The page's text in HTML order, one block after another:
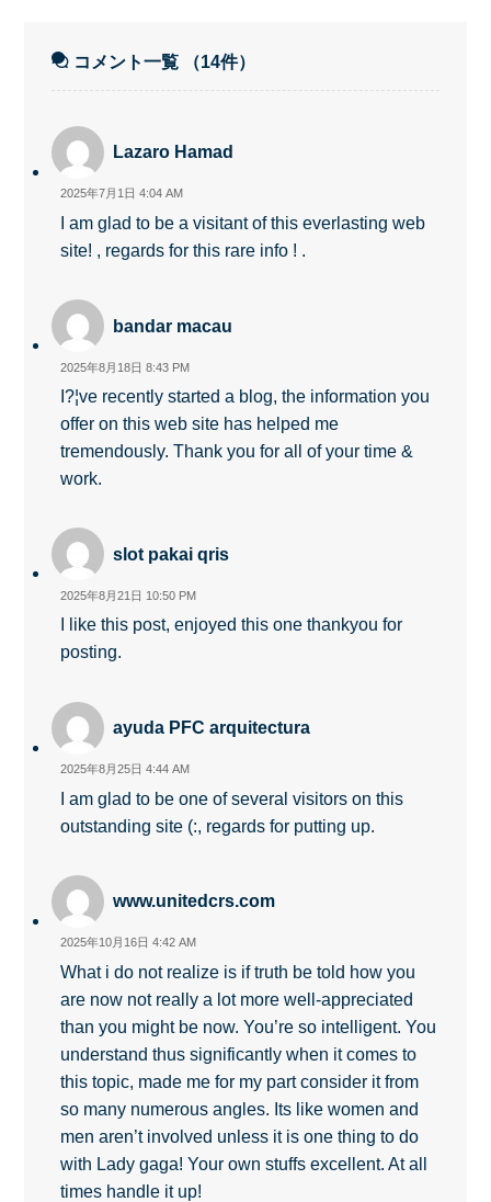
コメント一覧 （14件）
Lazaro Hamad
2025年7月1日 4:04 AM
I am glad to be a visitant of this everlasting web
site! , regards for this rare info ! .
bandar macau
2025年8月18日 8:43 PM
I?¦ve recently started a blog, the information you
offer on this web site has helped me
tremendously. Thank you for all of your time &
work.
slot pakai qris
2025年8月21日 10:50 PM
I like this post, enjoyed this one thankyou for
posting.
ayuda PFC arquitectura
2025年8月25日 4:44 AM
I am glad to be one of several visitors on this
outstanding site (:, regards for putting up.
www.unitedcrs.com
2025年10月16日 4:42 AM
What i do not realize is if truth be told how you
are now not really a lot more well-appreciated
than you might be now. You’re so intelligent. You
understand thus significantly when it comes to
this topic, made me for my part consider it from
so many numerous angles. Its like women and
men aren’t involved unless it is one thing to do
with Lady gaga! Your own stuffs excellent. At all
times handle it up!